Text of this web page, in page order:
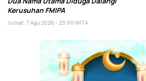
Kerusuhan FMIPA
Jumat, 7 Agu 2026 - 23:00 WITA